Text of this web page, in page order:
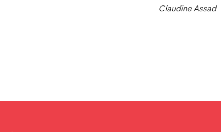
Claudine Assad